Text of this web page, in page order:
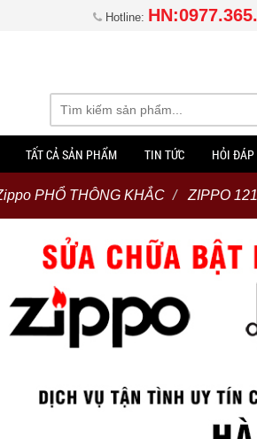
Hotline:
TẤT CẢ SẢN PHẨM TIN TỨC HỎI ĐÁP
PHỔ THÔNG KHẮC ZIPPO